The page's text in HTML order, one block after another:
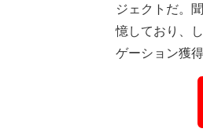
ジェクトだ。
憶しており、
ゲーション獲